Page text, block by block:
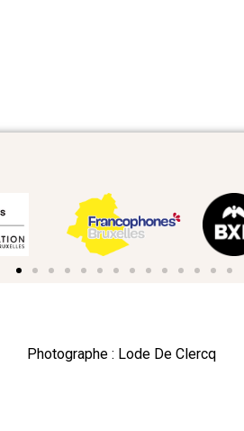
Photographe : Lode De Clercq